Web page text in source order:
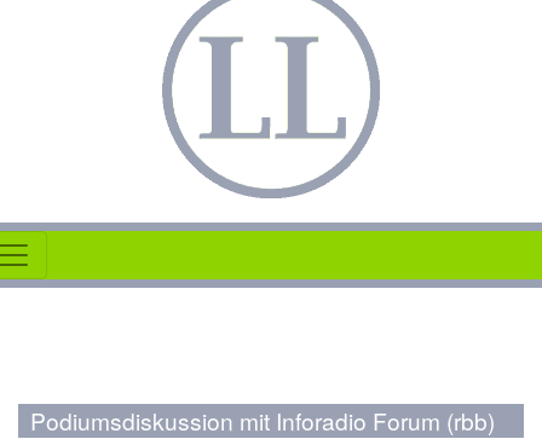
Podiumsdiskussion mit Inforadio Forum (rbb)